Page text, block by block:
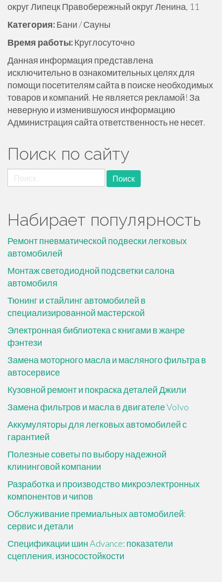
округ Липецк Правобережный округ Ленина, 11
Категория:Бани / Сауны
Время работы:Круглосуточно
Данная информация представлена
исключительно в ознакомительных целях для
помощи посетителям сайта в поиске необходимых
товаров и компаний. Не является рекламой! За
неверную и изменившуюся информацию
Администрация сайта ответственность не несет.
Поиск по сайту
Найти:
Набирает популярность
Ремонт пневматической подвески легковых
автомобилей
Монтаж светодиодной подсветки салона
автомобиля
Тюнинг и стайлинг автомобилей в
специализированной мастерской
Электронная библиотека с книгами в жанре
фэнтези
Замена моторного масла и масляного фильтра в
автосервисе
Кузовной ремонт и покраска деталей Джили
Замена фильтров и масла в двигателе Volvo
Аккумуляторы для легковых автомобилей с
гарантией
Полезные советы по выбору надежной
клининговой компании
Разработка и производство микроэлектронных
компонентов и чипов
Обслуживание премиальных автомобилей:
сервис и детали
Спецификации шин Advance: показатели
сцепления, износостойкости